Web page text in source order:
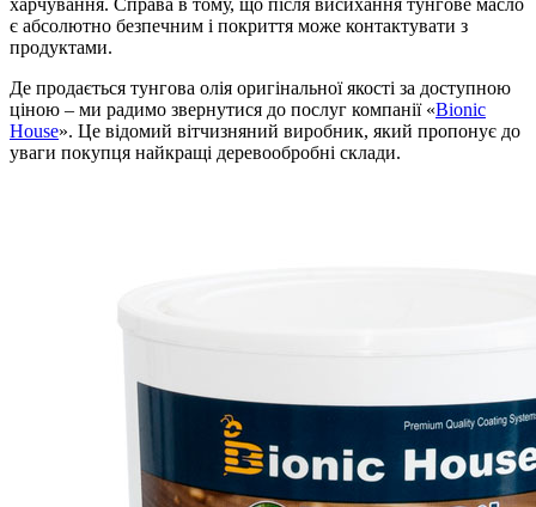
є абсолютно безпечним і покриття може контактувати з
продуктами.
Де продається тунгова олія оригінальної якості за доступною
ціною – ми радимо звернутися до послуг компанії «Bionic
House». Це відомий вітчизняний виробник, який пропонує до
уваги покупця найкращі деревообробні склади.